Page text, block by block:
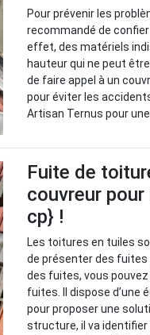
Pour prévenir les
recommandé de
effet, des matériels
hauteur qui ne peut
de faire appel à un
pour éviter les
Artisan Ternus pour
Fuite de
couvreur
cp} !
Les toitures en tuiles
de présenter des
des fuites, vous
fuites. Il dispose d’une
pour proposer une
structure, il va